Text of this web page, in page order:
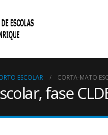
ESCOLAR CORTA-MATO
fase